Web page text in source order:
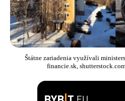
Štátne zariadenia využívali
financie.sk,